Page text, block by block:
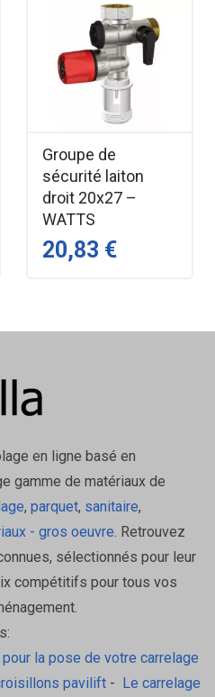
les installations où la
groupe de sécurité goutte
12 L, 18 L et 25 L disposent
facilitant une pose propre
les installations sanitaires.
techniques –
VEXBAL
le groupe de couler
sanitaires
Groupe de
sécurité laiton
droit 20x27 –
WATTS
20,83 €
en ligne basé en
gamme de matériaux de
, parquet, sanitaire,
- gros oeuvre. Retrouvez
sélectionnés pour leur
compétitifs pour tous vos
la pose de votre carrelage
pavilift-
Le carrelage